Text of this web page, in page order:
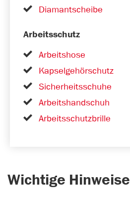
Diamantscheibe
Arbeitsschutz
Arbeitshose
Kapselgehörschutz
Sicherheitsschuhe
Arbeitshandschuh
Arbeitsschutzbrille
Wichtige Hinweise